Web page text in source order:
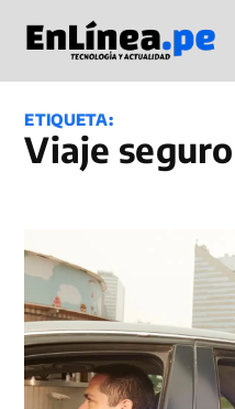
contenido
ETIQUETA:
viaje seguro